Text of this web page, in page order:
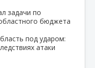
задачи по
бюджета
под ударом:
атаки